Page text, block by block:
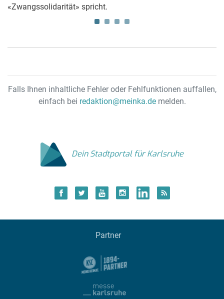
«Zwangssolidarität» spricht.
Falls Ihnen inhaltliche Fehler oder Fehlfunktionen auffallen,
einfach bei redaktion@meinka.demelden.
Dein Stadtportal für Karlsruhe
Partner